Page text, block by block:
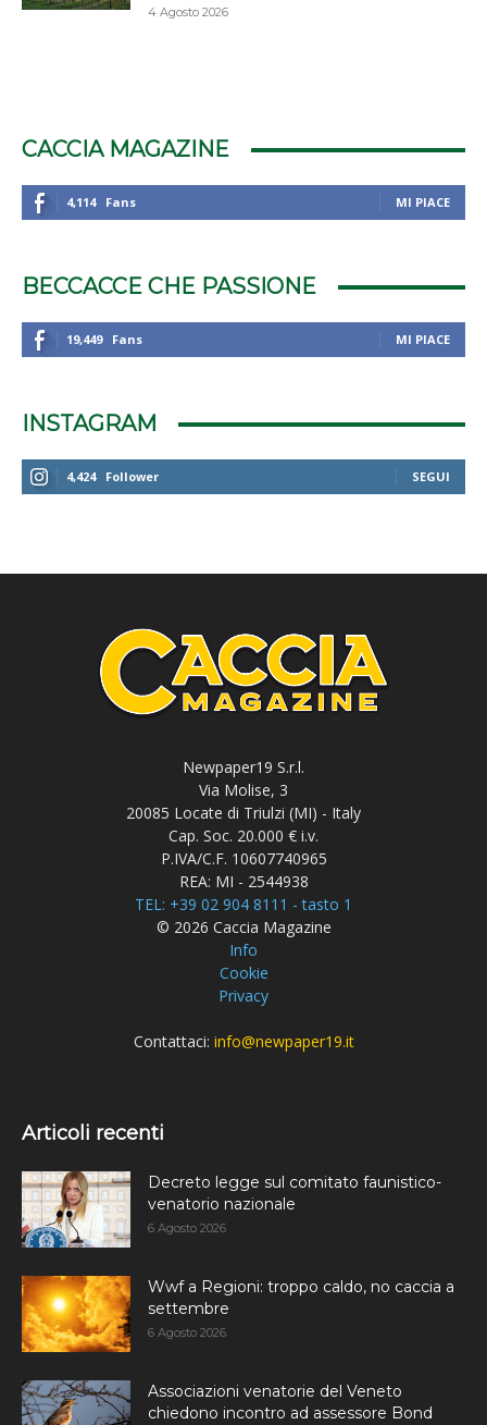
4 Agosto 2026
CACCIA MAGAZINE
4,114 Fans MI PIACE
BECCACCE CHE PASSIONE
19,449 Fans MI PIACE
INSTAGRAM
4,424 Follower SEGUI
Newpaper19 S.r.l.
Via Molise, 3
20085 Locate di Triulzi (MI) - Italy
Cap. Soc. 20.000 € i.v.
P.IVA/C.F. 10607740965
REA: MI - 2544938
TEL: +39 02 904 8111 - tasto 1
© 2026 Caccia Magazine
Info
Cookie
Privacy
Contattaci: info@newpaper19.it
Articoli recenti
Decreto legge sul comitato faunistico-
venatorio nazionale
6 Agosto 2026
Wwf a Regioni: troppo caldo, no caccia a
settembre
6 Agosto 2026
Associazioni venatorie del Veneto
chiedono incontro ad assessore Bond